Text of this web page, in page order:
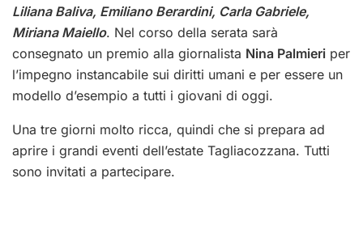
Liliana Baliva, Emiliano Berardini, Carla Gabriele,
Miriana Maiello. Nel corso della serata sarà
consegnato un premio alla giornalista Nina Palmieri per
l’impegno instancabile sui diritti umani e per essere un
modello d’esempio a tutti i giovani di oggi.
Una tre giorni molto ricca, quindi che si prepara ad
aprire i grandi eventi dell’estate Tagliacozzana. Tutti
sono invitati a partecipare.